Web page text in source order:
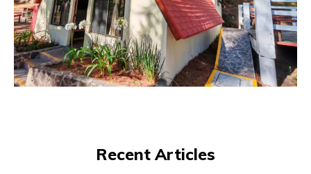
Recent Articles